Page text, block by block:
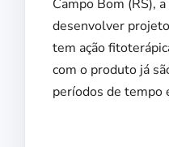
Campo Bom (RS),
desenvolver
tem ação
com o produto já
períodos de tempo